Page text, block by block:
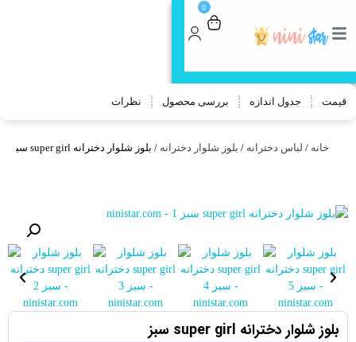
🎁 جایزه خرید بالای 800 هزار تومن:
80
هزار تومن تخفیف
0
قیمت جدول اندازه بررسی محصول نظرات
خانه / لباس دخترانه / بلوز شلوار دخترانه / بلوز شلوار دخترانه super girl سبز
بلوز شلوار دخترانه super girl سبز